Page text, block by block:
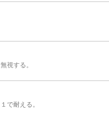
視する。
で耐える。